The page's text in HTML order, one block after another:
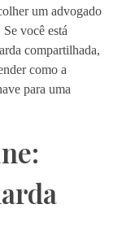
um advogado
Se você está
compartilhada,
como a
para uma